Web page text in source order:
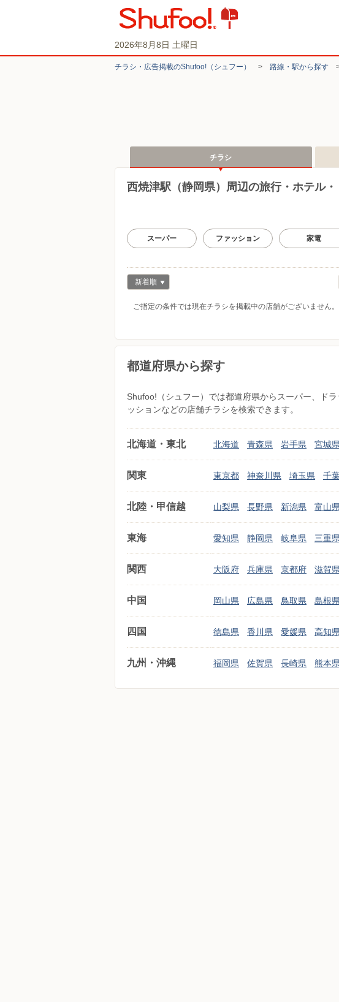
2026年8月8日 土曜日
チラシ・​広告掲載の​Shufoo!​（シュフー） > 路線・駅から探す
チラシ
西焼津駅（静岡県）周辺の旅行・ホテル
スーパー ファッション 家電
新着順
ご指定の条件では現在チラシを掲載中の店舗がございません。
都道府県から探す
Shufoo!（シュフー）では都道府県からスーパー、ド
ッションなどの店舗チラシを検索できます。
北海道・東北 北海道 青森県 岩手県 宮城県
関東 東京都 神奈川県 埼玉県 千
北陸・甲信越 山梨県 長野県 新潟県 富山県
東海 愛知県 静岡県 岐阜県 三重県
関西 大阪府 兵庫県 京都府 滋賀県
中国 岡山県 広島県 鳥取県 島根県
四国 徳島県 香川県 愛媛県 高知県
九州・沖縄 福岡県 佐賀県 長崎県 熊本県